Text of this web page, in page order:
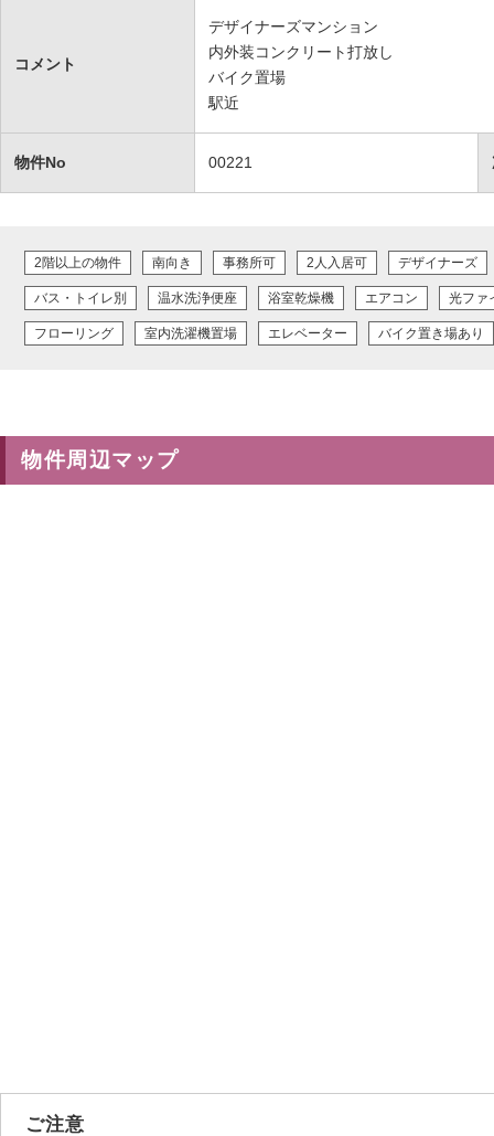
コメント
デザイナーズマンション
内外装コンクリート打放し
バイク置場
駅近
物件No 00221
2階以上の物件 南向き 事務所可 2人入居可 デザイナーズ
バス・トイレ別 温水洗浄便座 浴室乾燥機 エアコン 光ファ
フローリング 室内洗濯機置場 エレベーター バイク置き場あり
物件周辺マップ
ご注意